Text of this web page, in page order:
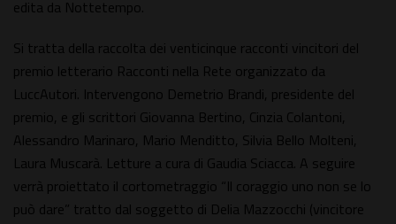
edita da Nottetempo.
Si tratta della raccolta dei venticinque racconti vincitori del
premio letterario Racconti nella Rete organizzato da
LuccAutori. Intervengono Demetrio Brandi, presidente del
premio, e gli scrittori Giovanna Bertino, Cinzia Colantoni,
Alessandro Marinaro, Mario Menditto, Silvia Bello Molteni,
Laura Muscarà. Letture a cura di Gaudia Sciacca. A seguire
verrà proiettato il cortometraggio “Il coraggio uno non se lo
può dare” tratto dal soggetto di Delia Mazzocchi (vincitore